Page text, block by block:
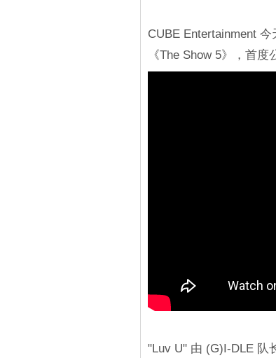
CUBE Entertainment
《The Show 5》，首
"Luv U" 由 (G)I-DLE 队